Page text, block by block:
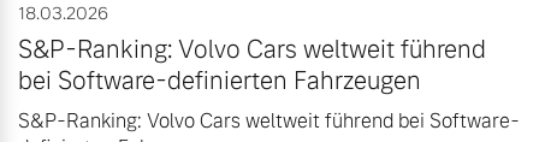
18.03.2026
S&P-Ranking: Volvo Cars weltweit führend
bei Software-definierten Fahrzeugen
S&P-Ranking: Volvo Cars weltweit führend bei Software-